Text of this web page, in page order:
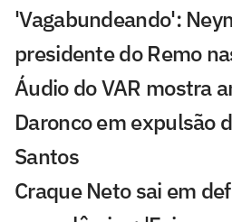
'Vagabundeando':
presidente do Remo
Áudio do VAR mostra
Daronco em expulsão
Santos
Craque Neto sai em